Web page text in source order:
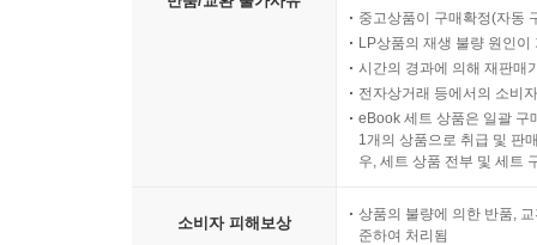
중고상품이 구매확정(자동
LP상품의 재생 불량 원인
시간의 경과에 의해 재판매
전자상거래 등에서의 소비
eBook 세트 상품은 일괄 구
1개의 상품으로 취급 및 판
우, 세트 상품 전부 및 세트
소비자 피해보상
상품의 불량에 의한 반품,
준하여 처리됨